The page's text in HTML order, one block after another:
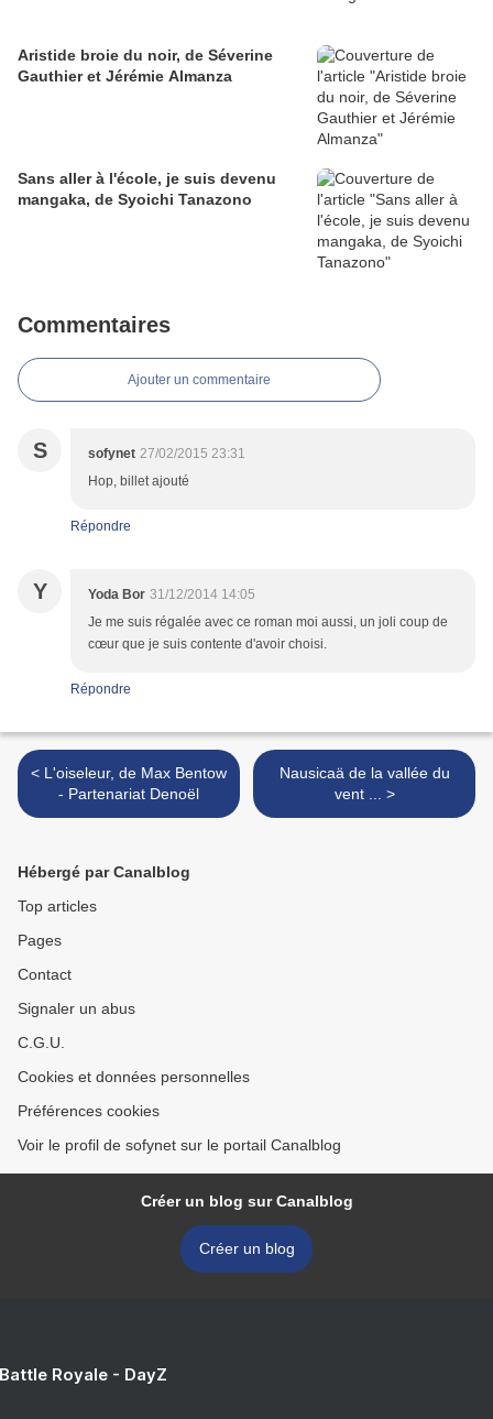
Aristide broie du noir, de Séverine
Gauthier et Jérémie Almanza
Sans aller à l'école, je suis devenu
mangaka, de Syoichi Tanazono
Commentaires
Ajouter un commentaire
S sofynet 27/02/2015 23:31
Hop, billet ajouté
Répondre
Y Yoda Bor 31/12/2014 14:05
Je me suis régalée avec ce roman moi aussi, un joli coup de
cœur que je suis contente d'avoir choisi.
Répondre
< L'oiseleur, de Max Bentow
- Partenariat Denoël
Nausicaä de la vallée du
vent ... >
Hébergé par Canalblog
Top articles
Pages
Contact
Signaler un abus
C.G.U.
Cookies et données personnelles
Préférences cookies
Voir le profil de sofynet sur le portail Canalblog
Créer un blog sur Canalblog
Créer un blog
Royale - DayZ